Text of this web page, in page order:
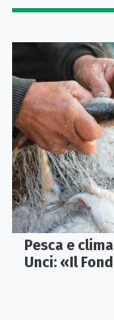
Pesca e
Unci: «Il